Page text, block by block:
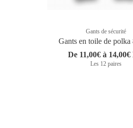
Gants de sécurité
Gants en toile de polka
De 11,00€ à
Les 12 paires